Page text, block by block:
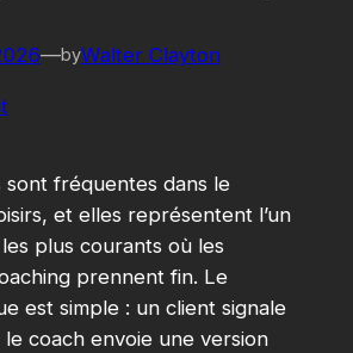
—byWalter Clayton
sont fréquentes dans le
et elles représentent l’un
plus courants où les
prennent fin. Le
est simple : un client signale
coach envoie une version